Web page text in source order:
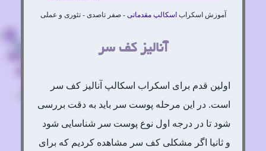
آموزش اسکراب اسکالپ مقدماتی - صفر تاصدی - تئوری و عملی
آنالیز کف سر
اولین قدم برای اسکراب اسکالپ آنالیز کف سر
است. در این مرحله پوست سر باید به دقت بررسی
شود تا در درجه اول نوع پوست سر شناسایی شود
و ثانیا اگر مشکلی کف سر مشاهده کردیم که برای